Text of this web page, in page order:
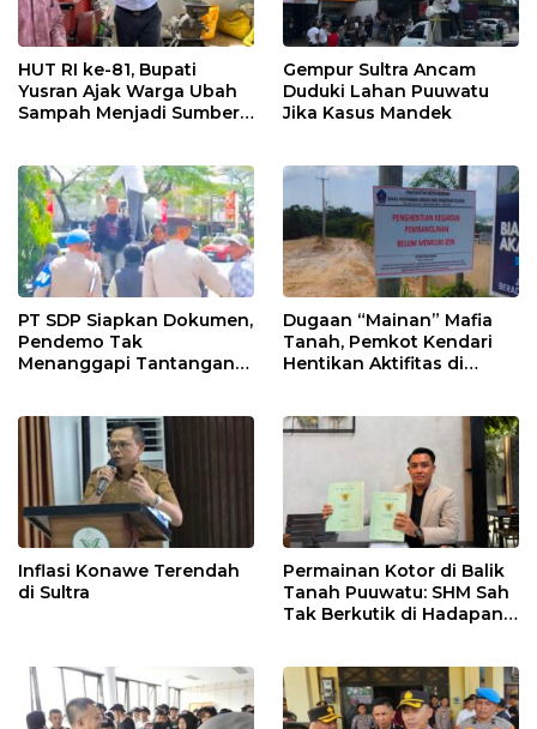
HUT RI ke-81, Bupati
Yusran Ajak Warga Ubah
Sampah Menjadi Sumber
Gempur Sultra Ancam
Duduki Lahan Puuwatu
Jika Kasus Mandek
PT SDP Siapkan Dokumen,
Pendemo Tak
Menanggapi Tantangan
Dugaan “Mainan” Mafia
Tanah, Pemkot Kendari
Hentikan Aktifitas di
Inflasi Konawe Terendah
di Sultra
Permainan Kotor di Balik
Tanah Puuwatu: SHM Sah
Tak Berkutik di Hadapan